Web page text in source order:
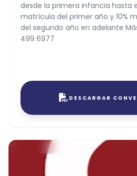
desde la primera infancia hasta
matrícula del primer año y 10%
del segundo año en adelante
499 6977
DESCARGAR